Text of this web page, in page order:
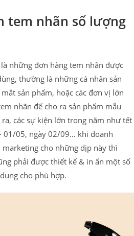
tem nhãn số lượng
những đơn hàng tem nhãn được
thường là những cá nhân sản
sản phẩm, hoặc các đơn vị lớn
nhãn để cho ra sản phẩm mẫu
ra, các sự kiện lớn trong năm như tết
01/05, ngày 02/09… khi doanh
marketing cho những dịp này thì
phải được thiết kế & in ấn một số
cho phù hợp.